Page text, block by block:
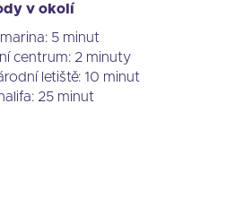
v okolí
5 minut
centrum: 2 minuty
letiště: 10 minut
25 minut